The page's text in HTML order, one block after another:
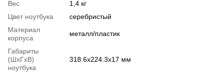
Вес
1,4 кг
Цвет ноутбука
серебристый
Материал
корпуса
металл/пластик
Габариты
(ШхГхВ)
ноутбука
318.6х224.3х17 мм